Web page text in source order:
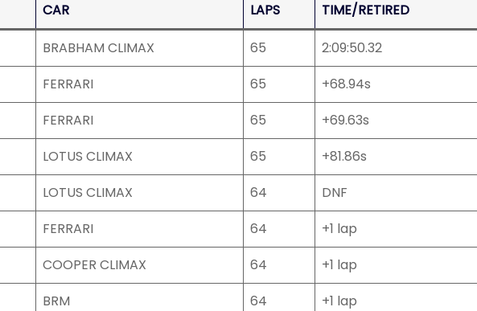
CAR LAPS TIME/RETIRED
BRABHAM CLIMAX 65 2:09:50.32
FERRARI 65 +68.94s
FERRARI 65 +69.63s
LOTUS CLIMAX 65 +81.86s
LOTUS CLIMAX 64 DNF
FERRARI 64 +1 lap
COOPER CLIMAX 64 +1 lap
BRM 64 +1 lap